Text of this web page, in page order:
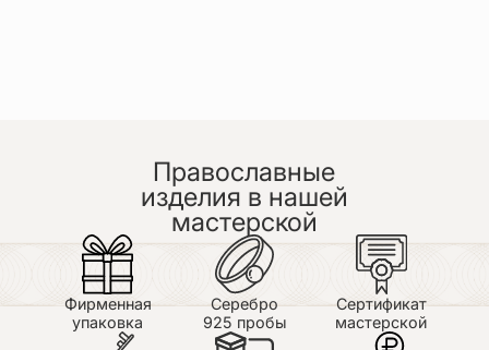
Православные
изделия в нашей
мастерской
Фирменная
упаковка
Серебро
925 пробы
Сертификат
мастерской